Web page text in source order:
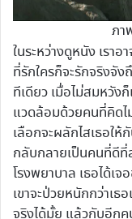
ภา
ในระหว่างดูหนัง เรา
ที่รักใครก็จะรักจริงจั
ทีเดียว เมื่อไม่สมหวัง
แวดล้อมด้วยคนที่คิดไ
เลือกจะผลักไสเธอให้
กลับกลายเป็นคนที่ดีที่
โรงพยาบาล เธอได้เ
เขาจะป่วยหนักกว่าเธ
จริงได้มั้ย แล้วกับอีกค